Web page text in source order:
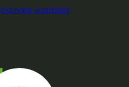
Ga naar voettekst